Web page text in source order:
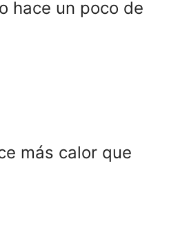
hace un poco de
más calor que